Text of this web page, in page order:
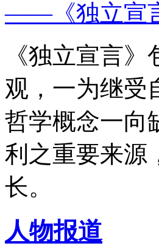
——《独立宣
《独立宣言
观，一为继受
哲学概念一向
利之重要来源
长。
人物报道